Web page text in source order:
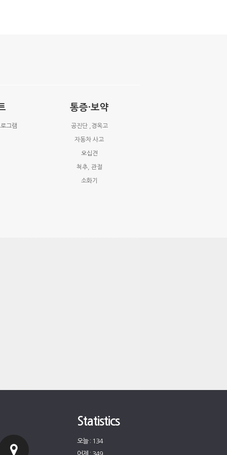
그램
통증·보약
공진단 ,경옥고
자동차 사고
오십견
척추, 관절
소화기
Statistics
오늘 : 134